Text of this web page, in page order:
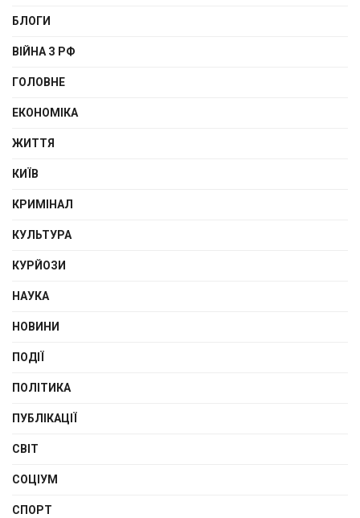
БЛОГИ
ВІЙНА З РФ
ГОЛОВНЕ
ЕКОНОМІКА
ЖИТТЯ
КИЇВ
КРИМІНАЛ
КУЛЬТУРА
КУРЙОЗИ
НАУКА
НОВИНИ
ПОДІЇ
ПОЛІТИКА
ПУБЛІКАЦІЇ
СВІТ
СОЦІУМ
СПОРТ